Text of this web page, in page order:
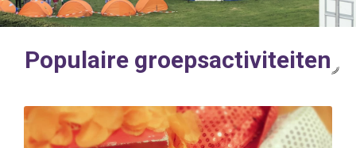
Populaire groepsactiviteiten